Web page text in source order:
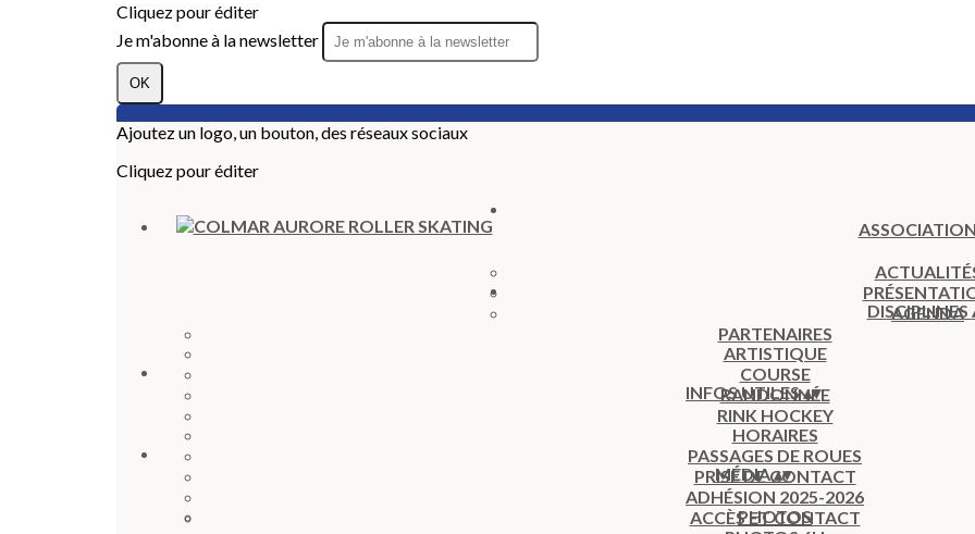
Cliquez pour éditer
Je m'abonne à la newsletter
OK
Ajoutez un logo, un bouton, des réseaux sociaux
Cliquez pour éditer
ASSOCIATION
AGENDA
PARTENAIRES
DISCIPLINES
ARTISTIQUE
COURSE
RANDONNÉE
RINK HOCKEY
INFOS UTILES▴▾
HORAIRES
PASSAGES DE ROUES
PRISE DE CONTACT
ADHÉSION 2025-2026
ACCÈS ET CONTACT
MÉDIA▴▾
PHOTOS